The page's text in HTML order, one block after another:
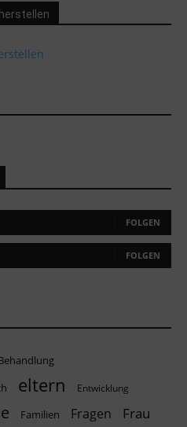
FOLGEN
FOLGEN
eltern Entwicklung
Familien Fragen Frau